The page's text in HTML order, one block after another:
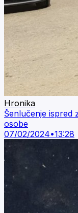
Hronika
Šenlučenje ispred
osobe
07/02/2024•13:28